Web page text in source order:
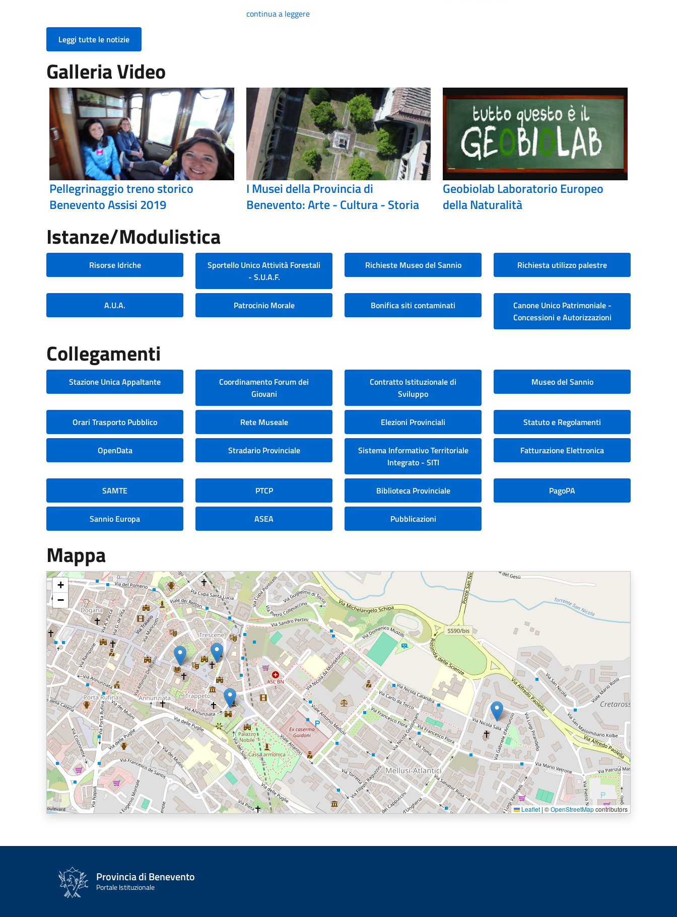
continua a leggere
Leggi tutte le notizie
Galleria Video
Pellegrinaggio treno storico
Benevento Assisi 2019
I Musei della Provincia di
Benevento: Arte - Cultura - Storia
Geobiolab Laboratorio Europeo
della Naturalità
Istanze/Modulistica
Risorse Idriche
Sportello Unico Attività Forestali
- S.U.A.F.
Richieste Museo del Sannio Richiesta utilizzo palestre
A.U.A. Patrocinio Morale Bonifica siti contaminati
Canone Unico Patrimoniale -
Concessioni e Autorizzazioni
Collegamenti
Stazione Unica Appaltante
Coordinamento Forum dei
Giovani
Contratto Istituzionale di
Sviluppo
Museo del Sannio
Orari Trasporto Pubblico Rete Museale Elezioni Provinciali Statuto e Regolamenti
OpenData Stradario Provinciale
Sistema Informativo Territoriale
Integrato - SITI
Fatturazione Elettronica
SAMTE PTCP Biblioteca Provinciale PagoPA
Sannio Europa ASEA Pubblicazioni
Mappa
+
−
Leaflet | ©OpenStreetMapcontributors
Provincia di Benevento
Portale Istituzionale